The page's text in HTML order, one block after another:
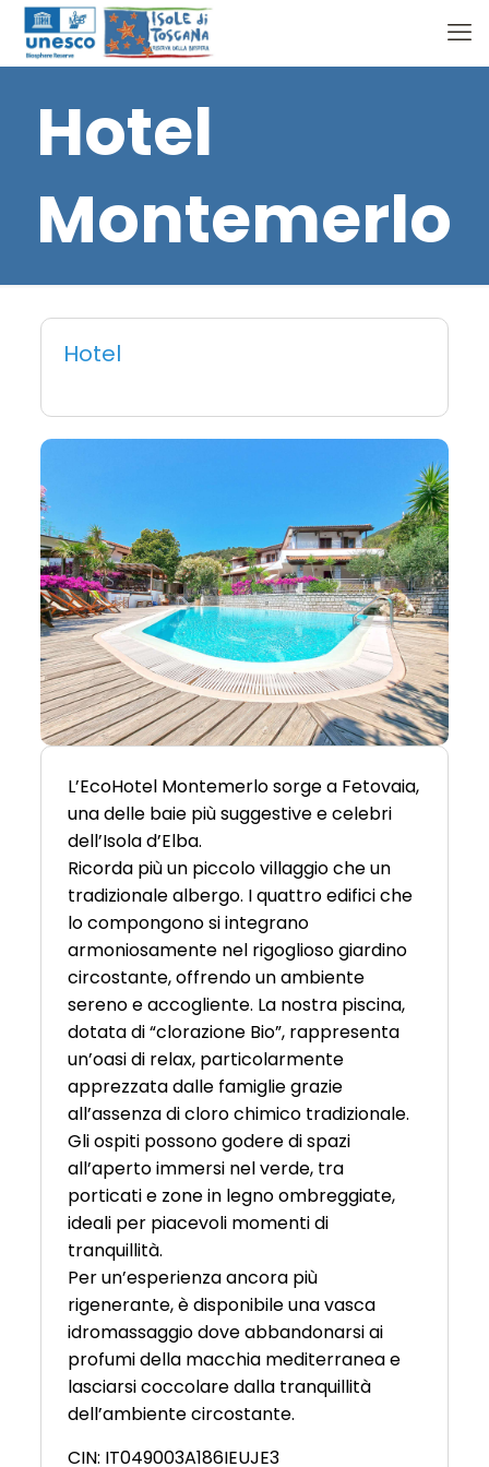
Hotel
Montemerlo
Hotel
L’EcoHotel Montemerlo sorge a Fetovaia,
una delle baie più suggestive e celebri
dell’Isola d’Elba.
Ricorda più un piccolo villaggio che un
tradizionale albergo. I quattro edifici che
lo compongono si integrano
armoniosamente nel rigoglioso giardino
circostante, offrendo un ambiente
sereno e accogliente. La nostra piscina,
dotata di “clorazione Bio”, rappresenta
un’oasi di relax, particolarmente
apprezzata dalle famiglie grazie
all’assenza di cloro chimico tradizionale.
Gli ospiti possono godere di spazi
all’aperto immersi nel verde, tra
porticati e zone in legno ombreggiate,
ideali per piacevoli momenti di
tranquillità.
Per un’esperienza ancora più
rigenerante, è disponibile una vasca
idromassaggio dove abbandonarsi ai
profumi della macchia mediterranea e
lasciarsi coccolare dalla tranquillità
dell’ambiente circostante.
CIN: IT049003A186IEUJE3